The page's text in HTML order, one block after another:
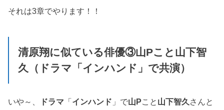
それは3章でやります！！
清原翔に似ている俳優③山Pこと山下智
久（ドラマ「インハンド」で共演）
いや～、 ドラマ 「インハンド 」で山Pこと 山下智久 さんと